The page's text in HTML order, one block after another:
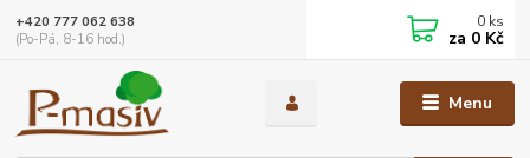
Menu
+420 777 062 638
(Po-Pá, 8-16 hod.)
0 ks
za 0 Kč